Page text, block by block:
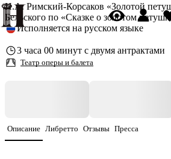
Н.А. Римский-Корсаков «Золотой
Бельского по «Сказке о золотом
Исполняется на русском языке
3 часа 00 минут с двумя антрактами
Театр оперы и балета
Описание Либретто Отзывы Пресса